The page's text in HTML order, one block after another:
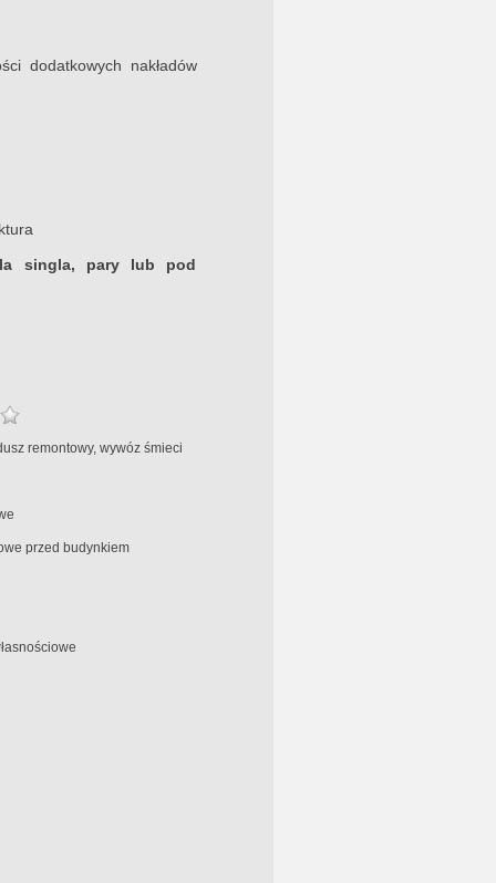
dodatkowych nakładów
singla, pary lub pod
remontowy, wywóz śmieci
przed budynkiem